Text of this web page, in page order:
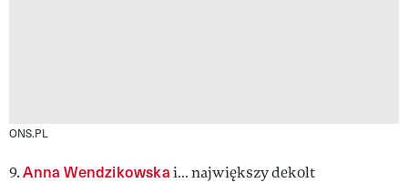
ONS.PL
9.Anna Wendzikowskai… największy dekolt